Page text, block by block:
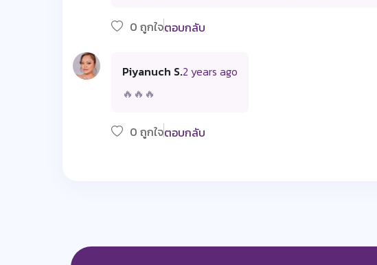
0 ถูกใจตอบกลับ
Piyanuch S.2 years ago
🔥🔥🔥
0 ถูกใจตอบกลับ